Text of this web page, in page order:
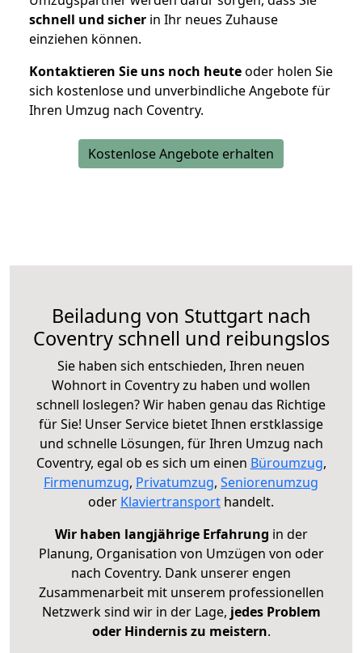
schnell und sicher in Ihr neues Zuhause
einziehen können.
Kontaktieren Sie uns noch heuteoder holen Sie
sich kostenlose und unverbindliche Angebote für
Ihren Umzug nach Coventry.
Kostenlose Angebote erhalten
Beiladung von Stuttgart nach
Coventry schnell und reibungslos
Sie haben sich entschieden, Ihren neuen
Wohnort in Coventry zu haben und wollen
schnell loslegen? Wir haben genau das Richtige
für Sie! Unser Service bietet Ihnen erstklassige
und schnelle Lösungen, für Ihren Umzug nach
Coventry, egal ob es sich um einen Büroumzug,
Firmenumzug, Privatumzug, Seniorenumzug
oder Klaviertransport handelt.
Wir haben langjährige Erfahrung in der
Planung, Organisation von Umzügen von oder
nach Coventry. Dank unserer engen
Zusammenarbeit mit unserem professionellen
Netzwerk sind wir in der Lage, jedes Problem
oder Hindernis zu meistern.